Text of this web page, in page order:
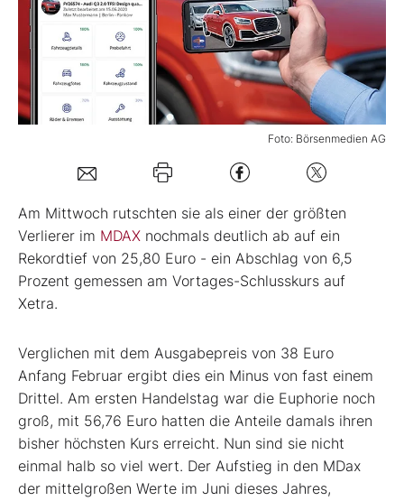
Mein B:O
Mein Konto
Kontakt
Foto: Börsenmedien AG
Am Mittwoch rutschten sie als einer der größten
Verlierer im MDAX nochmals deutlich ab auf ein
Rekordtief von 25,80 Euro - ein Abschlag von 6,5
Prozent gemessen am Vortages-Schlusskurs auf
Xetra.
Verglichen mit dem Ausgabepreis von 38 Euro
Anfang Februar ergibt dies ein Minus von fast einem
Drittel. Am ersten Handelstag war die Euphorie noch
groß, mit 56,76 Euro hatten die Anteile damals ihren
bisher höchsten Kurs erreicht. Nun sind sie nicht
einmal halb so viel wert. Der Aufstieg in den MDax
der mittelgroßen Werte im Juni dieses Jahres,